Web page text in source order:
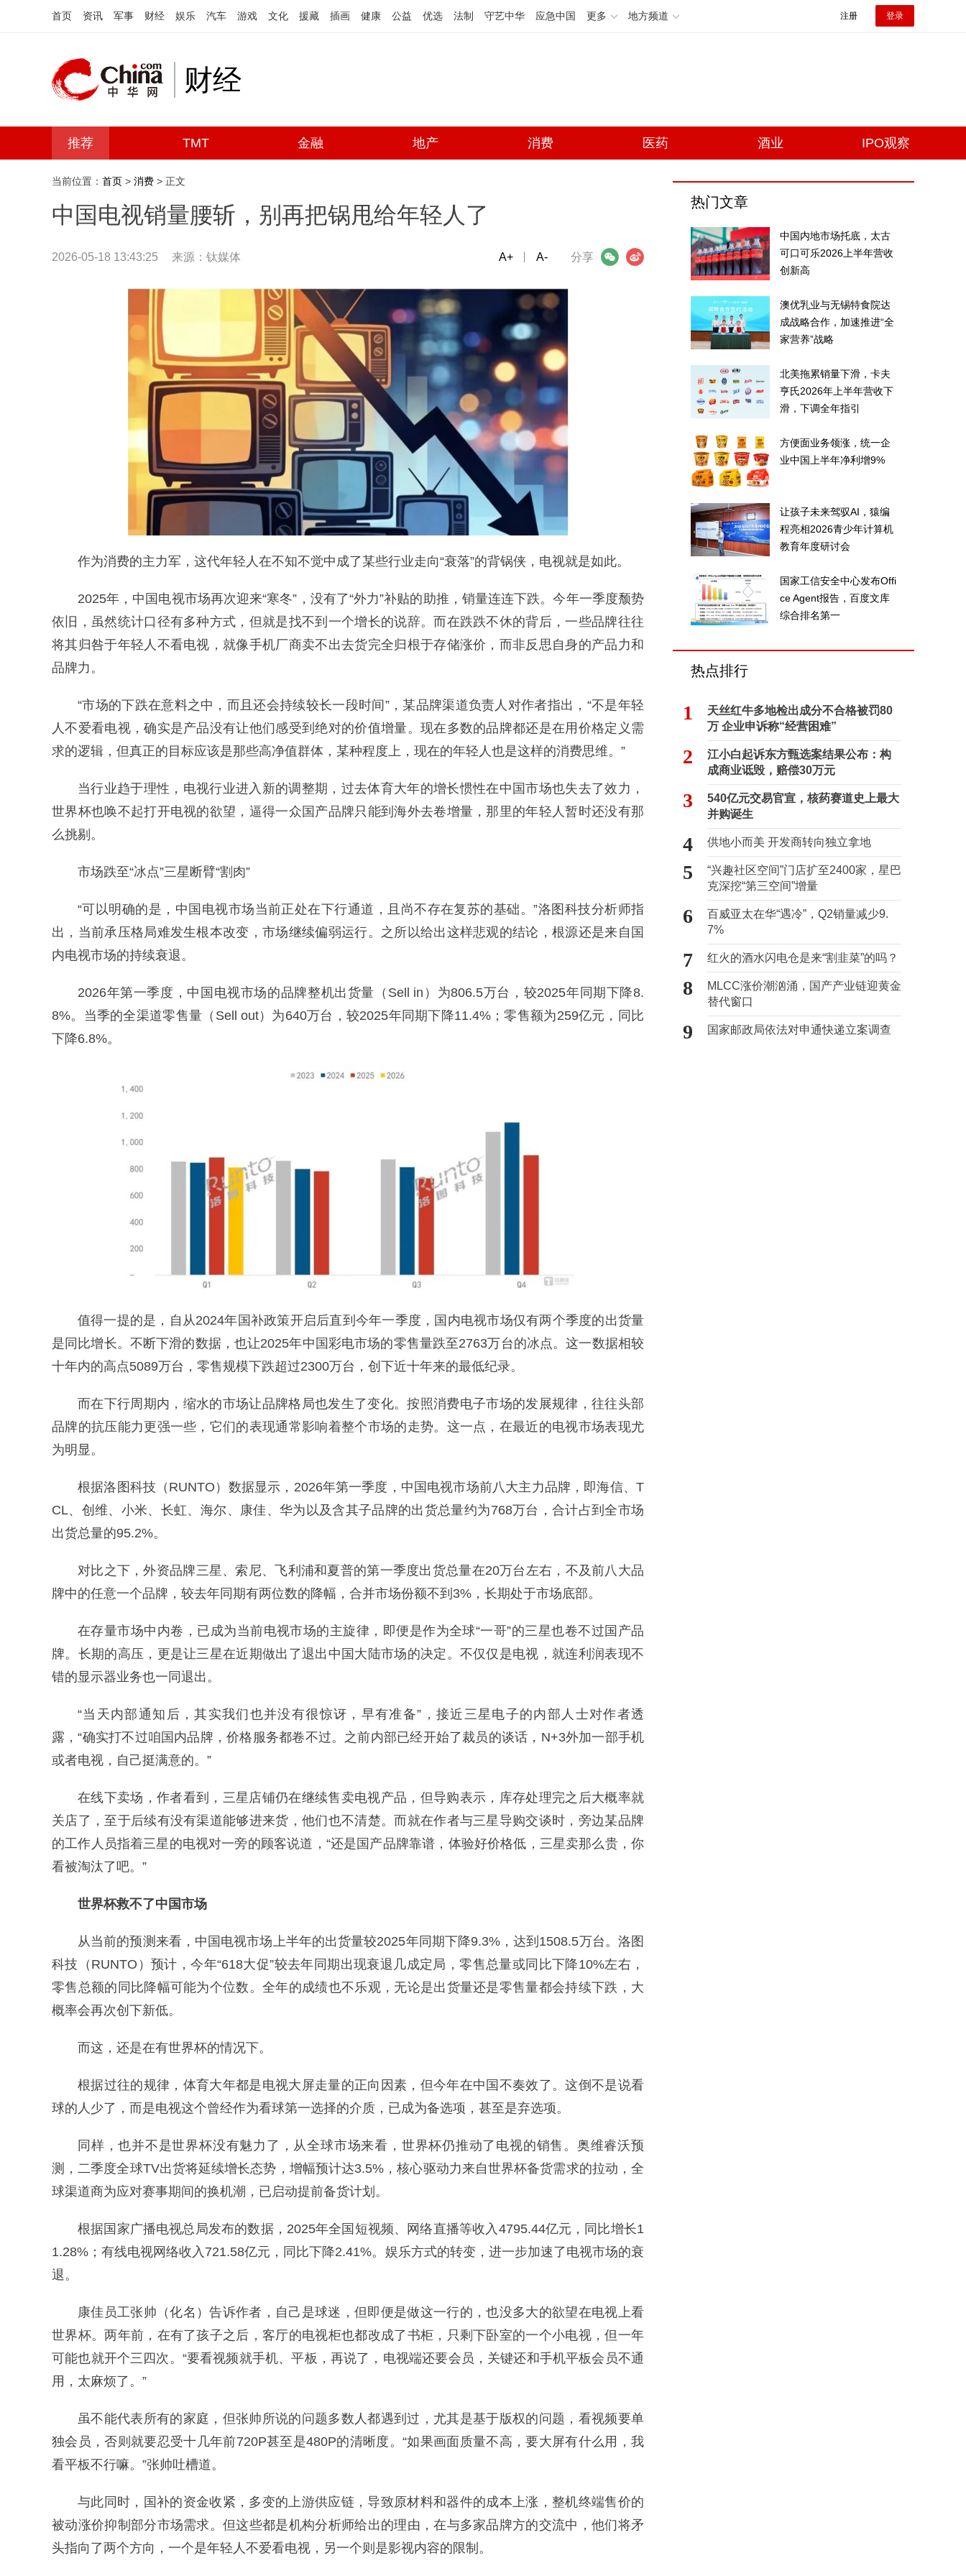
首页 资讯 军事 财经 娱乐 汽车 游戏 文化 援藏 插画 健康 公益 优选 法制 守艺中华 应急中国 更多 地方频道 注册 登录
财经
推荐 TMT 金融 地产 消费 医药 酒业 IPO观察
当前位置： 首页 > 消费 > 正文
中国电视销量腰斩，别再把锅甩给年轻人了
2026-05-18 13:43:25 来源：钛媒体 分享
微信 微博
A+ A-
作为消费的主力军，这代年轻人在不知不觉中成了某些行业走向“衰落”的背锅侠，电视就是如此。
2025年，中国电视市场再次迎来“寒冬”，没有了“外力”补贴的助推，销量连连下跌。今年一季度颓势
依旧，虽然统计口径有多种方式，但就是找不到一个增长的说辞。而在跌跌不休的背后，一些品牌往往
将其归咎于年轻人不看电视，就像手机厂商卖不出去货完全归根于存储涨价，而非反思自身的产品力和
品牌力。
“市场的下跌在意料之中，而且还会持续较长一段时间”，某品牌渠道负责人对作者指出，“不是年轻
人不爱看电视，确实是产品没有让他们感受到绝对的价值增量。现在多数的品牌都还是在用价格定义需
求的逻辑，但真正的目标应该是那些高净值群体，某种程度上，现在的年轻人也是这样的消费思维。”
当行业趋于理性，电视行业进入新的调整期，过去体育大年的增长惯性在中国市场也失去了效力，
世界杯也唤不起打开电视的欲望，逼得一众国产品牌只能到海外去卷增量，那里的年轻人暂时还没有那
么挑剔。
市场跌至“冰点”三星断臂“割肉”
“可以明确的是，中国电视市场当前正处在下行通道，且尚不存在复苏的基础。”洛图科技分析师指
出，当前承压格局难发生根本改变，市场继续偏弱运行。之所以给出这样悲观的结论，根源还是来自国
内电视市场的持续衰退。
2026年第一季度，中国电视市场的品牌整机出货量（Sell in）为806.5万台，较2025年同期下降8.
8%。当季的全渠道零售量（Sell out）为640万台，较2025年同期下降11.4%；零售额为259亿元，同比
下降6.8%。
值得一提的是，自从2024年国补政策开启后直到今年一季度，国内电视市场仅有两个季度的出货量
是同比增长。不断下滑的数据，也让2025年中国彩电市场的零售量跌至2763万台的冰点。这一数据相较
十年内的高点5089万台，零售规模下跌超过2300万台，创下近十年来的最低纪录。
而在下行周期内，缩水的市场让品牌格局也发生了变化。按照消费电子市场的发展规律，往往头部
品牌的抗压能力更强一些，它们的表现通常影响着整个市场的走势。这一点，在最近的电视市场表现尤
为明显。
根据洛图科技（RUNTO）数据显示，2026年第一季度，中国电视市场前八大主力品牌，即海信、T
CL、创维、小米、长虹、海尔、康佳、华为以及含其子品牌的出货总量约为768万台，合计占到全市场
出货总量的95.2%。
对比之下，外资品牌三星、索尼、飞利浦和夏普的第一季度出货总量在20万台左右，不及前八大品
牌中的任意一个品牌，较去年同期有两位数的降幅，合并市场份额不到3%，长期处于市场底部。
在存量市场中内卷，已成为当前电视市场的主旋律，即便是作为全球“一哥”的三星也卷不过国产品
牌。长期的高压，更是让三星在近期做出了退出中国大陆市场的决定。不仅仅是电视，就连利润表现不
错的显示器业务也一同退出。
“当天内部通知后，其实我们也并没有很惊讶，早有准备”，接近三星电子的内部人士对作者透
露，“确实打不过咱国内品牌，价格服务都卷不过。之前内部已经开始了裁员的谈话，N+3外加一部手机
或者电视，自己挺满意的。”
在线下卖场，作者看到，三星店铺仍在继续售卖电视产品，但导购表示，库存处理完之后大概率就
关店了，至于后续有没有渠道能够进来货，他们也不清楚。而就在作者与三星导购交谈时，旁边某品牌
的工作人员指着三星的电视对一旁的顾客说道，“还是国产品牌靠谱，体验好价格低，三星卖那么贵，你
看被淘汰了吧。”
世界杯救不了中国市场
从当前的预测来看，中国电视市场上半年的出货量较2025年同期下降9.3%，达到1508.5万台。洛图
科技（RUNTO）预计，今年“618大促”较去年同期出现衰退几成定局，零售总量或同比下降10%左右，
零售总额的同比降幅可能为个位数。全年的成绩也不乐观，无论是出货量还是零售量都会持续下跌，大
概率会再次创下新低。
而这，还是在有世界杯的情况下。
根据过往的规律，体育大年都是电视大屏走量的正向因素，但今年在中国不奏效了。这倒不是说看
球的人少了，而是电视这个曾经作为看球第一选择的介质，已成为备选项，甚至是弃选项。
同样，也并不是世界杯没有魅力了，从全球市场来看，世界杯仍推动了电视的销售。奥维睿沃预
测，二季度全球TV出货将延续增长态势，增幅预计达3.5%，核心驱动力来自世界杯备货需求的拉动，全
球渠道商为应对赛事期间的换机潮，已启动提前备货计划。
根据国家广播电视总局发布的数据，2025年全国短视频、网络直播等收入4795.44亿元，同比增长1
1.28%；有线电视网络收入721.58亿元，同比下降2.41%。娱乐方式的转变，进一步加速了电视市场的衰
退。
康佳员工张帅（化名）告诉作者，自己是球迷，但即便是做这一行的，也没多大的欲望在电视上看
世界杯。两年前，在有了孩子之后，客厅的电视柜也都改成了书柜，只剩下卧室的一个小电视，但一年
可能也就开个三四次。“要看视频就手机、平板，再说了，电视端还要会员，关键还和手机平板会员不通
用，太麻烦了。”
虽不能代表所有的家庭，但张帅所说的问题多数人都遇到过，尤其是基于版权的问题，看视频要单
独会员，否则就要忍受十几年前720P甚至是480P的清晰度。“如果画面质量不高，要大屏有什么用，我
看平板不行嘛。”张帅吐槽道。
与此同时，国补的资金收紧，多变的上游供应链，导致原材料和器件的成本上涨，整机终端售价的
被动涨价抑制部分市场需求。但这些都是机构分析师给出的理由，在与多家品牌方的交流中，他们将矛
头指向了两个方向，一个是年轻人不爱看电视，另一个则是影视内容的限制。
热门文章
中国内地市场托底，太古
可口可乐2026上半年营收
创新高
澳优乳业与无锡特食院达
成战略合作，加速推进“全
家营养”战略
北美拖累销量下滑，卡夫
亨氏2026年上半年营收下
滑，下调全年指引
方便面业务领涨，统一企
业中国上半年净利增9%
让孩子未来驾驭AI，猿编
程亮相2026青少年计算机
教育年度研讨会
国家工信安全中心发布Offi
ce Agent报告，百度文库
综合排名第一
热点排行
1
天丝红牛多地检出成分不合格被罚80
万 企业申诉称“经营困难”
2
江小白起诉东方甄选案结果公布：构
成商业诋毁，赔偿30万元
3
540亿元交易官宣，核药赛道史上最大
并购诞生
4 供地小而美 开发商转向独立拿地
5
“兴趣社区空间”门店扩至2400家，星巴
克深挖“第三空间”增量
6
百威亚太在华“遇冷”，Q2销量减少9.
7%
7 红火的酒水闪电仓是来“割韭菜”的吗？
8
MLCC涨价潮汹涌，国产产业链迎黄金
替代窗口
9 国家邮政局依法对申通快递立案调查